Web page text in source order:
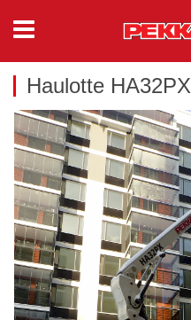
Haulotte HA32PX